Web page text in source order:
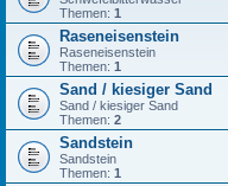
Themen: 1
Raseneisenstein
Raseneisenstein
Themen: 1
Sand / kiesiger Sand
Sand / kiesiger Sand
Themen: 2
Sandstein
Sandstein
Themen: 1